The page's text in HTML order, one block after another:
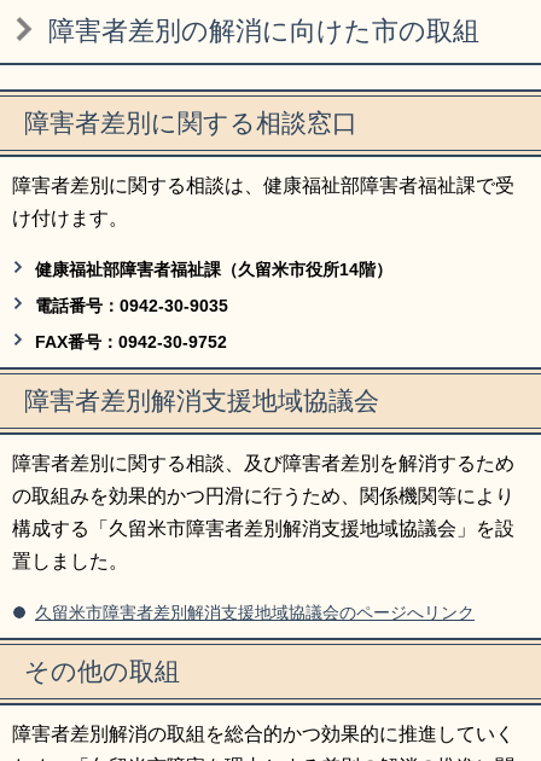
障害者差別の解消に向けた市の取組
障害者差別に関する相談窓口
障害者差別に関する相談は、健康福祉部障害者福祉課で受
け付けます。
健康福祉部障害者福祉課（久留米市役所14階）
電話番号：0942-30-9035
FAX番号：0942-30-9752
障害者差別解消支援地域協議会
障害者差別に関する相談、及び障害者差別を解消するため
の取組みを効果的かつ円滑に行うため、関係機関等により
構成する「久留米市障害者差別解消支援地域協議会」を設
置しました。
久留米市障害者差別解消支援地域協議会のページへリンク
その他の取組
障害者差別解消の取組を総合的かつ効果的に推進していく